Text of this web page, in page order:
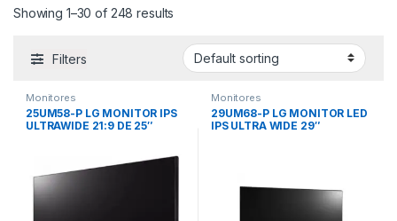
Showing 1–30 of 248 results
Filters
Monitores
25UM58-P LG MONITOR IPS
ULTRAWIDE 21:9 DE 25″
Monitores
29UM68-P LG MONITOR LED
IPS ULTRA WIDE 29″